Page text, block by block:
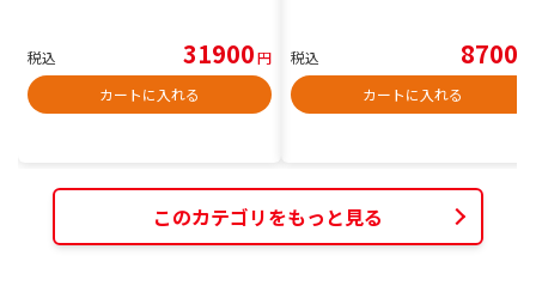
税込 31900円
カートに入れる
税込 8700
カートに入れる
このカテゴリをもっと見る